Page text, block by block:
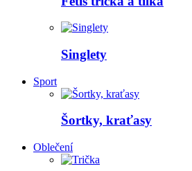
Singlety
Sport
Šortky, kraťasy
Oblečení